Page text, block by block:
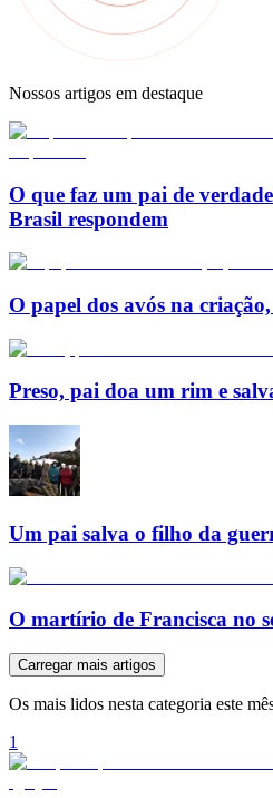
Nossos artigos em destaque
O que faz um pai de
Brasil respondem
O papel dos avós na
Preso, pai doa um rim e
Um pai salva o filho da
O martírio de Francisca no
Carregar mais artigos
Os mais lidos nesta categoria este
1